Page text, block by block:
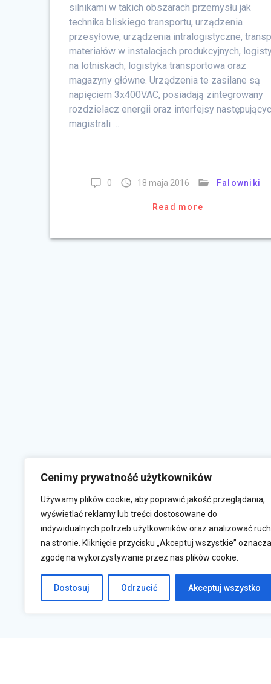
Cenimy prywatność użytkowników
Używamy plików cookie, aby poprawić jakość przeglądania,
wyświetlać reklamy lub treści dostosowane do
indywidualnych potrzeb użytkowników oraz analizować ruch
na stronie. Kliknięcie przycisku „Akceptuj wszystkie” oznacza
zgodę na wykorzystywanie przez nas plików cookie.
Dostosuj Odrzucić Akceptuj wszystko
silnikami w takich obszarach przemysłu jak
technika bliskiego transportu, urządzenia
przesyłowe, urządzenia intralogistyczne,
materiałów w instalacjach produkcyjnych,
na lotniskach, logistyka transportowa oraz
magazyny główne. Urządzenia te zasilane są
napięciem 3x400VAC, posiadają zintegrowany
rozdzielacz energii oraz interfejsy
magistrali …
0 18 maja 2016 Falowniki
Read more
Krasne 830A, 36-007 Krasne